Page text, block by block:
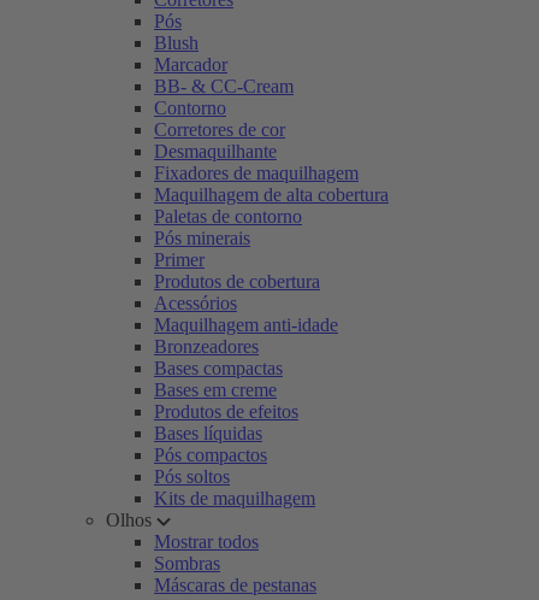
Pós
Blush
Marcador
BB- & CC-Cream
Contorno
Corretores de cor
Desmaquilhante
Fixadores de maquilhagem
Maquilhagem de alta cobertura
Paletas de contorno
Pós minerais
Primer
Produtos de cobertura
Acessórios
Maquilhagem anti-idade
Bronzeadores
Bases compactas
Bases em creme
Produtos de efeitos
Bases líquidas
Pós compactos
Pós soltos
Kits de maquilhagem
Olhos
Mostrar todos
Sombras
Máscaras de pestanas